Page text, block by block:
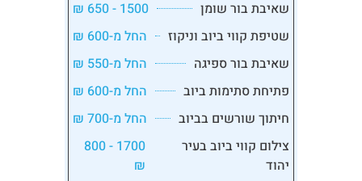
שאיבת בור שומן
1500 - 650 ₪
שטיפת קווי ביוב וניקוז
החל מ-600 ₪
שאיבת בור ספיגה
החל מ-550 ₪
פתיחת סתימות ביוב
החל מ-600 ₪
חיתוך שורשים בביוב
החל מ-700 ₪
צילום קווי ביוב בעיר
יהוד
1700 - 800
₪